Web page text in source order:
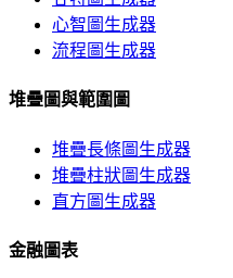
心智圖生成器
流程圖生成器
堆疊圖與範圍圖
堆疊長條圖生成器
堆疊柱狀圖生成器
直方圖生成器
金融圖表